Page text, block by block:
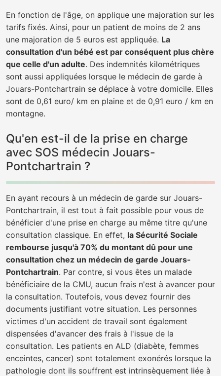
En fonction de l'âge, on applique une majoration sur les
tarifs fixés. Ainsi, pour un patient de moins de 2 ans
une majoration de 5 euros est appliquée. La
consultation d'un bébé est par conséquent plus chère
que celle d'un adulte. Des indemnités kilométriques
sont aussi appliquées lorsque le médecin de garde à
Jouars-Pontchartrain se déplace à votre domicile. Elles
sont de 0,61 euro/ km en plaine et de 0,91 euro / km en
montagne.
Qu'en est-il de la prise en charge
avec SOS médecin Jouars-
Pontchartrain ?
En ayant recours à un médecin de garde sur Jouars-
Pontchartrain, il est tout à fait possible pour vous de
bénéficier d'une prise en charge au même titre qu'une
consultation classique. En effet, la Sécurité Sociale
rembourse jusqu'à 70% du montant dû pour une
consultation chez un médecin de garde Jouars-
Pontchartrain. Par contre, si vous êtes un malade
bénéficiaire de la CMU, aucun frais n'est à avancer pour
la consultation. Toutefois, vous devez fournir des
documents justifiant votre situation. Les personnes
victimes d'un accident de travail sont également
dispensées d'avancer des frais à l'issue de la
consultation. Les patients en ALD (diabète, femmes
enceintes, cancer) sont totalement exonérés lorsque la
pathologie dont ils souffrent est intrinsèquement liée à